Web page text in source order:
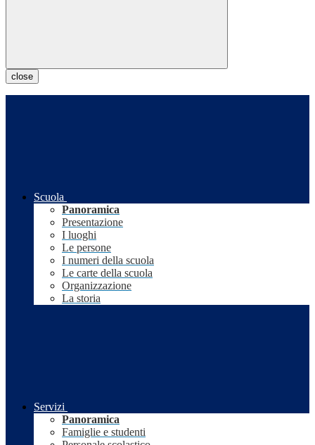
close
Scuola
Panoramica
Presentazione
I luoghi
Le persone
I numeri della scuola
Le carte della scuola
Organizzazione
La storia
Servizi
Panoramica
Famiglie e studenti